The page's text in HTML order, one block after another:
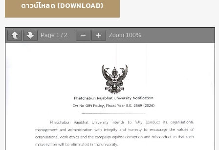
ดาวน์โหลด (DOWNLOAD)
Page 1 / 2 Zoom 100%